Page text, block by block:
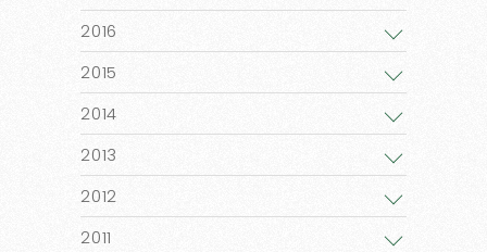
2016
2015
2014
2013
2012
2011